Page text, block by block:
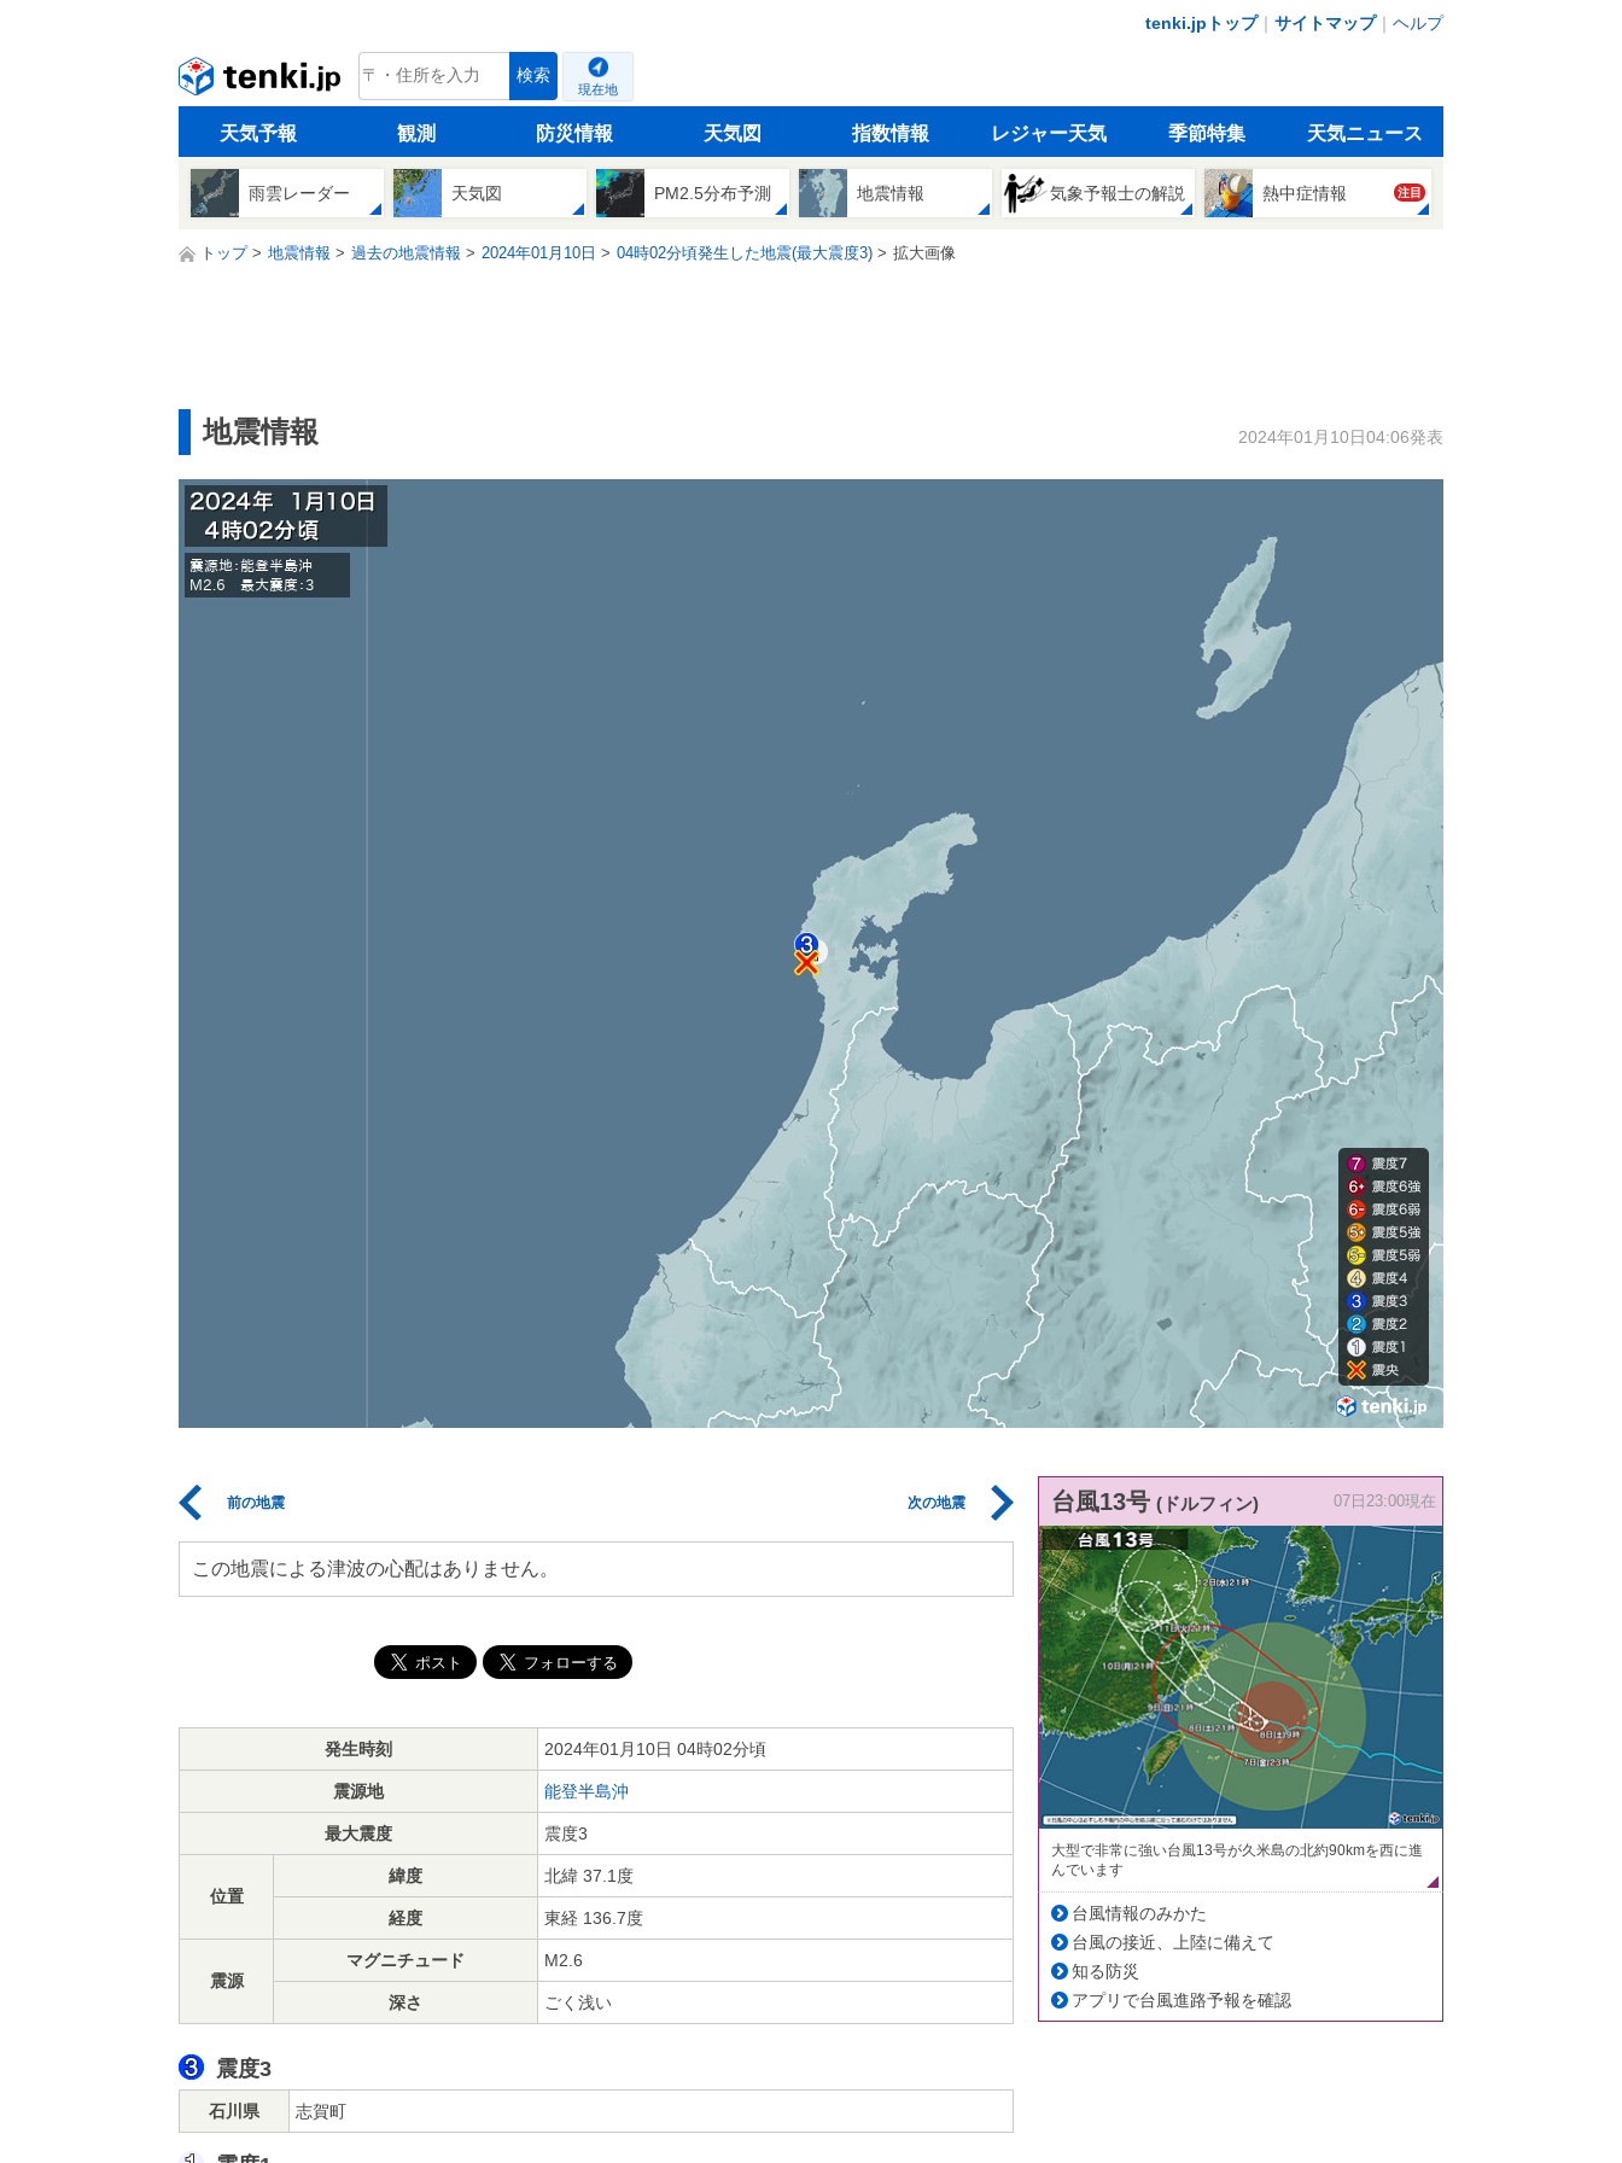
tenki.jpトップ｜ サイトマップ｜ ヘルプ
tenki.jp 検索
現在地
天気予報 観測 防災情報 天気図 指数情報 レジャー天気 季節特集 天気ニュース
雨雲レーダー 天気図 PM2.5分布予測 地震情報 気象予報士の解説 熱中症情報 注目
トップ 地震情報 過去の地震情報 2024年01月10日 04時02分頃発生した地震(最大震度3) 拡大画像
地震情報 2024年01月10日04:06発表
前の地震 次の地震
この地震による津波の心配はありません。
発生時刻 2024年01月10日 04時02分頃
震源地 能登半島沖
最大震度 震度3
位置
緯度 北緯 37.1度
経度 東経 136.7度
震源
マグニチュード M2.6
深さ ごく浅い
震度3
石川県 志賀町
台風13号 (ドルフィン) 07日23:00現在
大型で非常に強い台風13号が久米島の北約90kmを西に進
んでいます
台風情報のみかた
台風の接近、上陸に備えて
知る防災
アプリで台風進路予報を確認